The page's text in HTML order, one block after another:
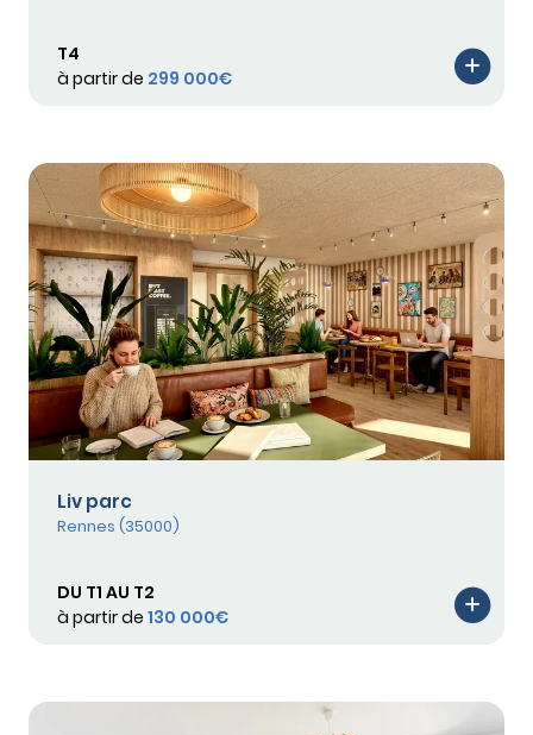
T4
à partir de 299 000€
Liv parc
Rennes (35000)
DU T1 AU T2
à partir de 130 000€